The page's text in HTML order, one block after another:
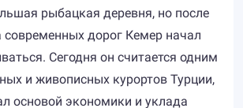
рыбацкая деревня, но после
современных дорог Кемер начал
Сегодня он считается одним
и живописных курортов Турции,
основой экономики и уклада